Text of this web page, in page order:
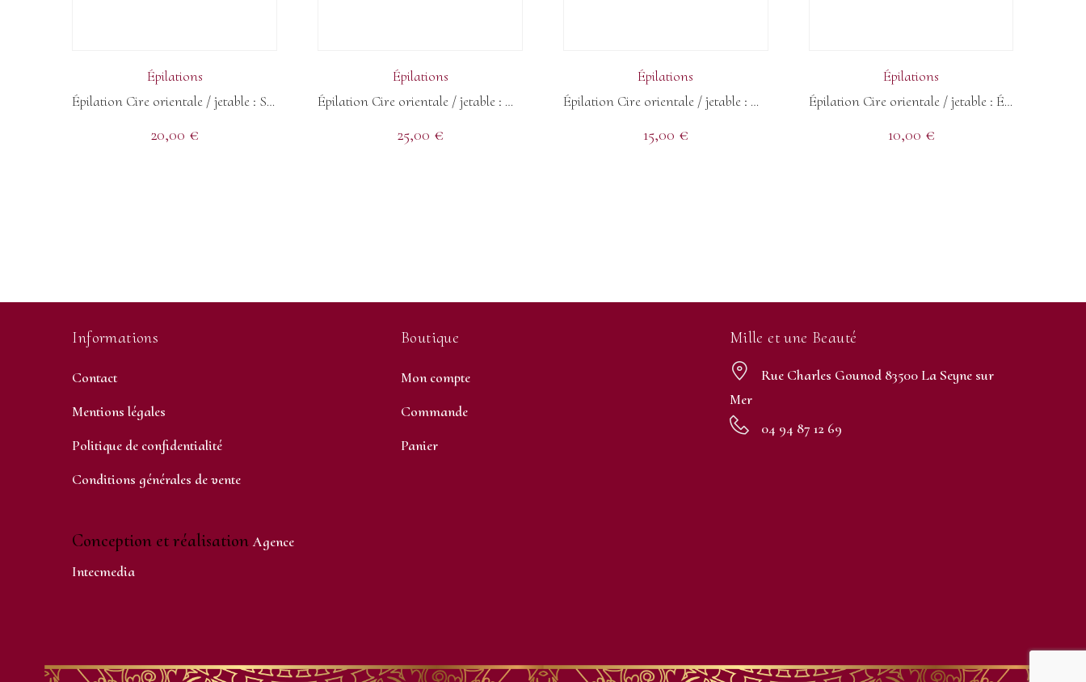
Épilations
Épilation Cire orientale / jetable : Sourcils + teinture
20,00 €
Épilations
Épilation Cire orientale / jetable : Visage + épilation sourcils + teinture
25,00 €
Épilations
Épilation Cire orientale / jetable : Maillot Intégral
15,00 €
Épilations
Épilation Cire orientale / jetable : Épilation sourcils libanais
10,00 €
Informations
Contact
Mentions légales
Politique de confidentialité
Conditions générales de vente
Boutique
Mon compte
Commande
Panier
Mille et une Beauté
Rue Charles Gounod 83500 La Seyne sur
Mer
04 94 87 12 69
Conception et réalisationAgence
Intecmedia